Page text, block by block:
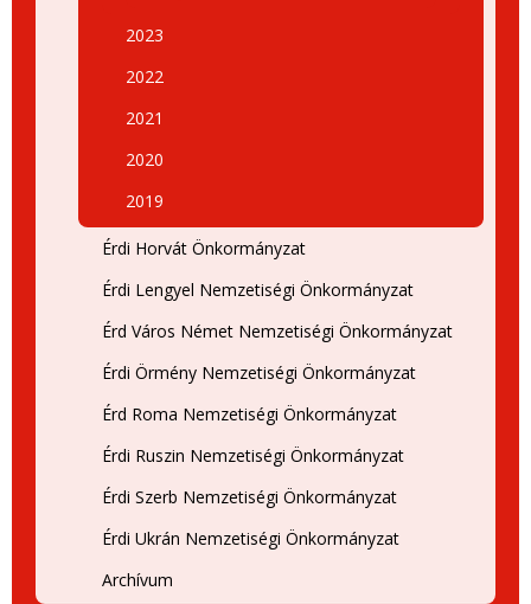
2023
2022
2021
2020
2019
Érdi Horvát Önkormányzat
Érdi Lengyel Nemzetiségi Önkormányzat
Érd Város Német Nemzetiségi Önkormányzat
Érdi Örmény Nemzetiségi Önkormányzat
Érd Roma Nemzetiségi Önkormányzat
Érdi Ruszin Nemzetiségi Önkormányzat
Érdi Szerb Nemzetiségi Önkormányzat
Érdi Ukrán Nemzetiségi Önkormányzat
Archívum